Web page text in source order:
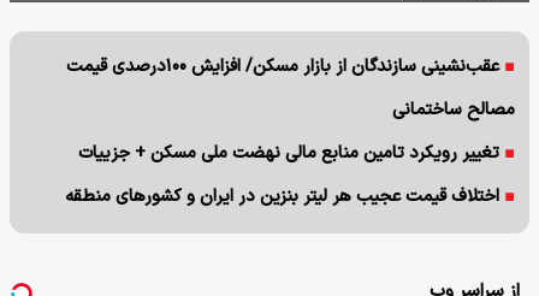
عقب‌نشینی سازندگان از بازار مسکن/ افزایش ۱۰۰درصدی قیمت
مصالح ساختمانی
تغییر رویکرد تامین منابع مالی نهضت ملی مسکن + جزییات
اختلاف قیمت عجیب هر لیتر بنزین در ایران و کشورهای منطقه